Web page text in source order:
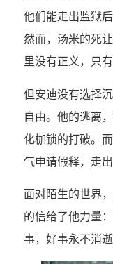
他们能走出监狱
然而，汤米的死
里没有正义，只
但安迪没有选择
自由。他的逃离
化枷锁的打破。
气申请假释，走
面对陌生的世界
的信给了他力量
事，好事永不消